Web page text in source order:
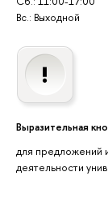
Вс.: Выходной
Выразительная
для предложений
деятельности